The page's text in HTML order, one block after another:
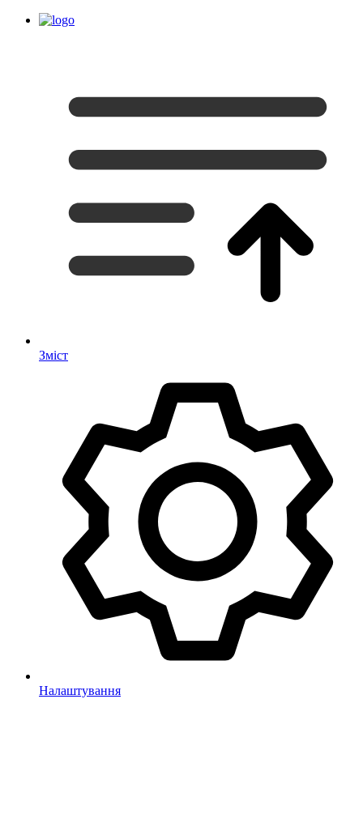
Зміст
Налаштування